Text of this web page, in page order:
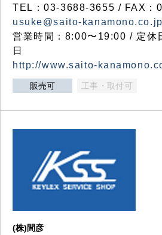
TEL：03-3688-3655 / FAX：
usuke@saito-kanamono.co.jp
営業時間：8:00〜19:00 / 定休
日
http://www.saito-
販売可 工事・取付可
(株)間彦